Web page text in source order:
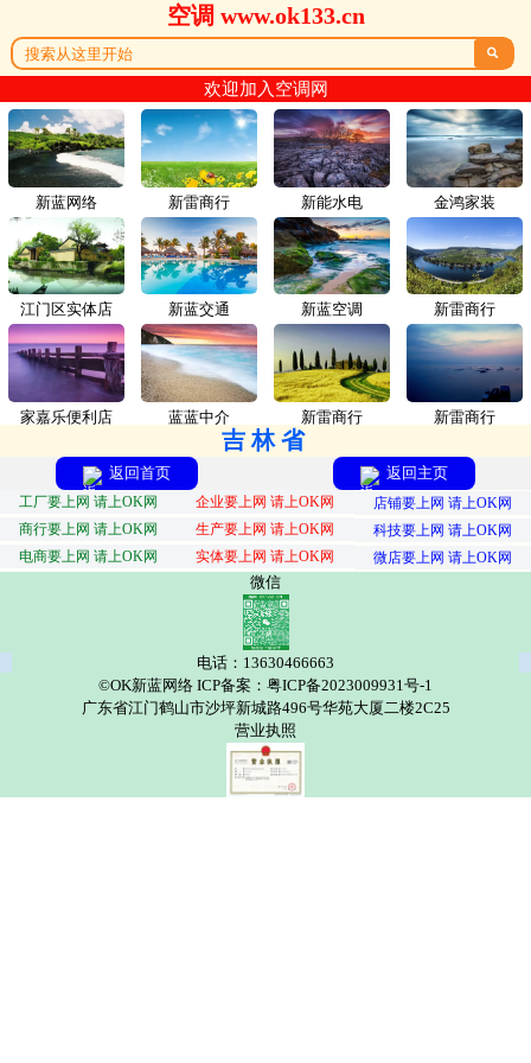
空调 www.ok133.cn

欢迎加入空调网
新蓝网络 新雷商行
江门区实体店 新蓝交通
家嘉乐便利店 蓝蓝中介
新能水电 金鸿家装
新蓝空调 新雷商行
新雷商行 新雷商行
吉林省
返回首页 返回主页
工厂要上网 请上OK网 企业要上网 请上OK网
店铺要上网 请上OK网
商行要上网 请上OK网
生产要上网 请上OK网
科技要上网 请上OK网
电商要上网 请上OK网
实体要上网 请上OK网 微店要上网 请上OK网
微信
电话：13630466663
©OK新蓝网络 ICP备案：粤ICP备2023009931号-1
广东省江门鹤山市沙坪新城路496号华苑大厦二楼2C25
营业执照